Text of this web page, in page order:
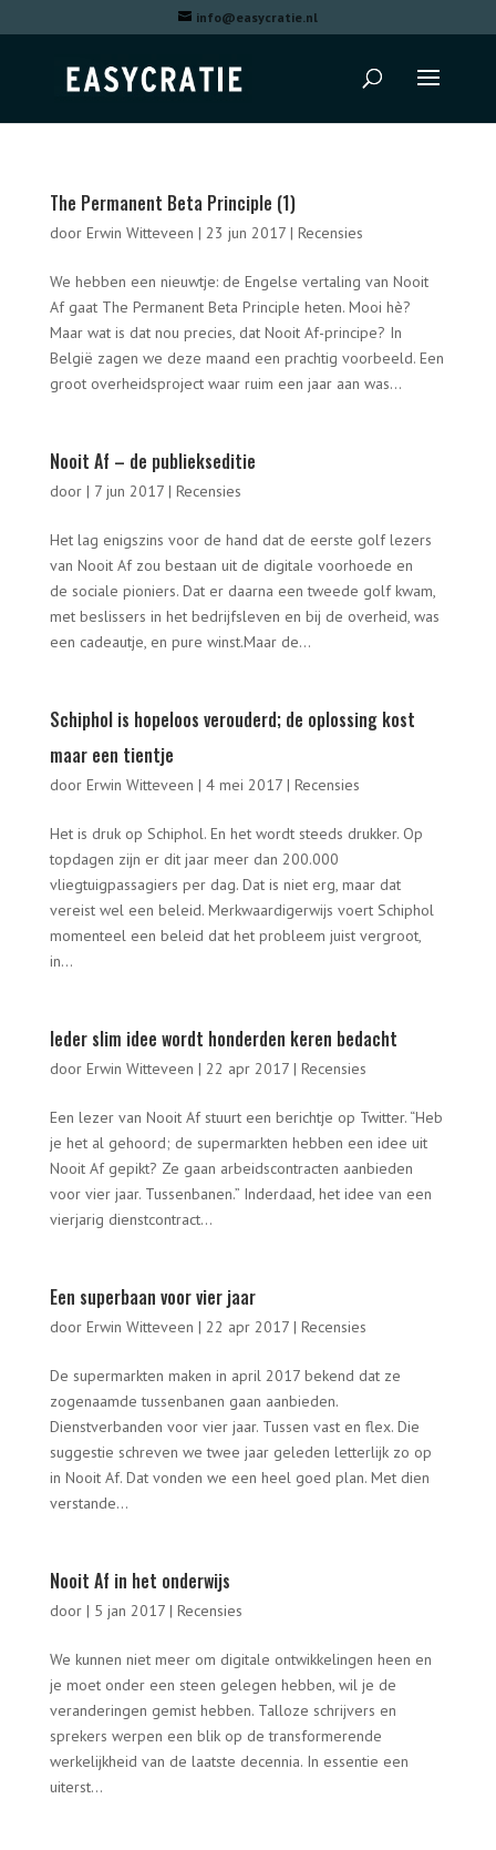
info@easycratie.nl
The Permanent Beta Principle (1)
door Erwin Witteveen | 23 jun 2017| Recensies
We hebben een nieuwtje: de Engelse vertaling van Nooit
Af gaat The Permanent Beta Principle heten. Mooi hè?
Maar wat is dat nou precies, dat Nooit Af-principe? In
België zagen we deze maand een prachtig voorbeeld. Een
groot overheidsproject waar ruim een jaar aan was...
Nooit Af – de publiekseditie
door | 7 jun 2017| Recensies
Het lag enigszins voor de hand dat de eerste golf lezers
van Nooit Af zou bestaan uit de digitale voorhoede en
de sociale pioniers. Dat er daarna een tweede golf kwam,
met beslissers in het bedrijfsleven en bij de overheid, was
een cadeautje, en pure winst.Maar de...
Schiphol is hopeloos verouderd; de oplossing kost
maar een tientje
door Erwin Witteveen | 4 mei 2017| Recensies
Het is druk op Schiphol. En het wordt steeds drukker. Op
topdagen zijn er dit jaar meer dan 200.000
vliegtuigpassagiers per dag. Dat is niet erg, maar dat
vereist wel een beleid. Merkwaardigerwijs voert Schiphol
momenteel een beleid dat het probleem juist vergroot,
in...
Ieder slim idee wordt honderden keren bedacht
door Erwin Witteveen | 22 apr 2017| Recensies
Een lezer van Nooit Af stuurt een berichtje op Twitter. “Heb
je het al gehoord; de supermarkten hebben een idee uit
Nooit Af gepikt? Ze gaan arbeidscontracten aanbieden
voor vier jaar. Tussenbanen.” Inderdaad, het idee van een
vierjarig dienstcontract...
Een superbaan voor vier jaar
door Erwin Witteveen | 22 apr 2017| Recensies
De supermarkten maken in april 2017 bekend dat ze
zogenaamde tussenbanen gaan aanbieden.
Dienstverbanden voor vier jaar. Tussen vast en flex. Die
suggestie schreven we twee jaar geleden letterlijk zo op
in Nooit Af. Dat vonden we een heel goed plan. Met dien
verstande...
Nooit Af in het onderwijs
door | 5 jan 2017| Recensies
We kunnen niet meer om digitale ontwikkelingen heen en
je moet onder een steen gelegen hebben, wil je de
veranderingen gemist hebben. Talloze schrijvers en
sprekers werpen een blik op de transformerende
werkelijkheid van de laatste decennia. In essentie een
uiterst...